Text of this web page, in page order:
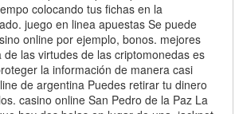
colocando tus fichas en la
juego en linea apuestas Se puede
online por ejemplo, bonos. mejores
las virtudes de las criptomonedas es
la información de manera casi
de argentina Puedes retirar tu dinero
casino online San Pedro de la Paz La